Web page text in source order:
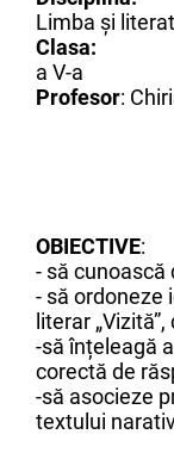
Limba și
Clasa:
a V-a
Profesor:
OBIECTIVE:
- să cunoască
- să ordoneze
literar
-să înțeleagă
corectă de
-să asocieze
textului